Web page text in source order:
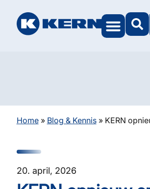
Home» Blog & Kennis» KERN
20. april, 2026